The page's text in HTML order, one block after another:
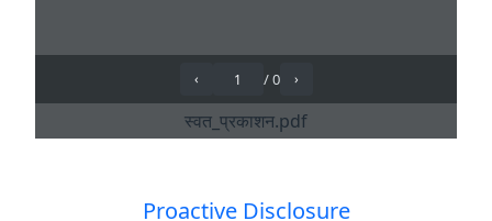
Proactive Disclosure